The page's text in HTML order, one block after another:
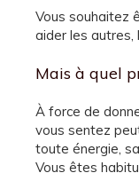
Vous souhaitez
aider les autres,
Mais à quel
À force de
vous sentez
toute énergie,
Vous êtes